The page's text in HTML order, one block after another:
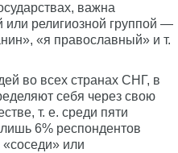
важна
или религиозной группой —
«я православный» и т.
во всех странах СНГ, в
себя через свою
т. е. среди пяти
6% респондентов
«соседи» или